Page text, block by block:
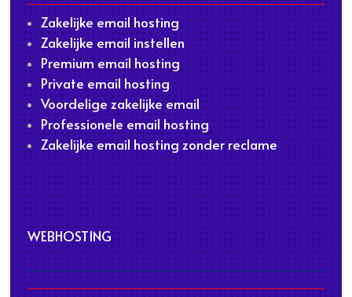
Zakelijke email hosting
Zakelijke email instellen
Premium email hosting
Private email hosting
Voordelige zakelijke email
Professionele email hosting
Zakelijke email hosting zonder reclame
WEBHOSTING